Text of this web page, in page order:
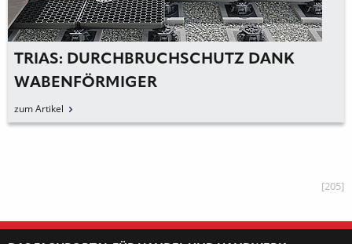
TRIAS: DURCHBRUCHSCHUTZ DANK
WABENFÖRMIGER
UNTERKONSTRUKTION
zum Artikel
[205]